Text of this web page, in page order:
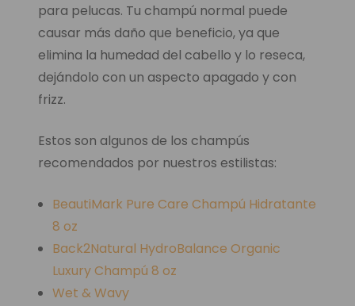
para pelucas. Tu champú normal puede
causar más daño que beneficio, ya que
elimina la humedad del cabello y lo reseca,
dejándolo con un aspecto apagado y con
frizz.
Estos son algunos de los champús
recomendados por nuestros estilistas:
BeautiMark Pure Care Champú Hidratante
8 oz
Back2Natural HydroBalance Organic
Luxury Champú 8 oz
Wet & Wavy